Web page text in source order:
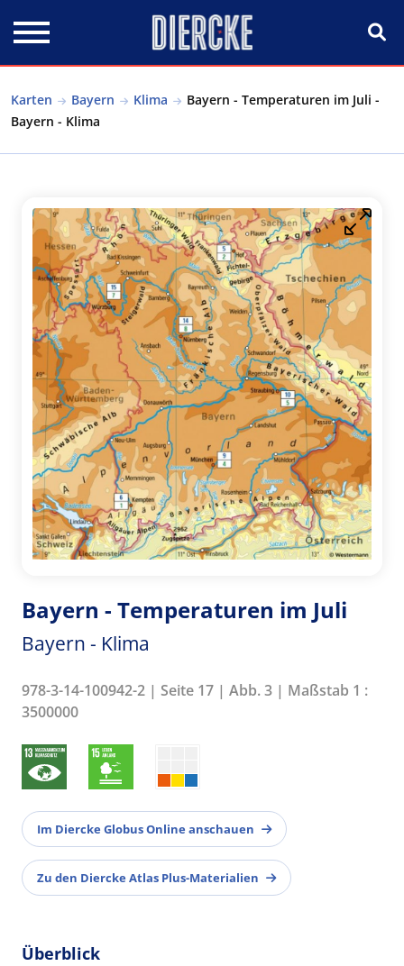
Karten Bayern Klima
Bayern - Temperaturen im Juli -
Bayern - Klima
Bayern - Temperaturen im Juli
Bayern - Klima
978-3-14-100942-2 | Seite 17 | Abb. 3 | Maßstab 1 :
3500000
Im Diercke Globus Online anschauen
Zu den Diercke Atlas Plus-Materialien
Überblick